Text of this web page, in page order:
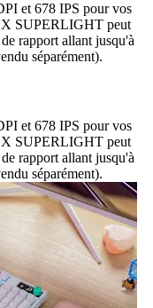
et 678 IPS pour vos
X SUPERLIGHT peut
rapport allant jusqu'à
séparément).
et 678 IPS pour vos
X SUPERLIGHT peut
rapport allant jusqu'à
séparément).